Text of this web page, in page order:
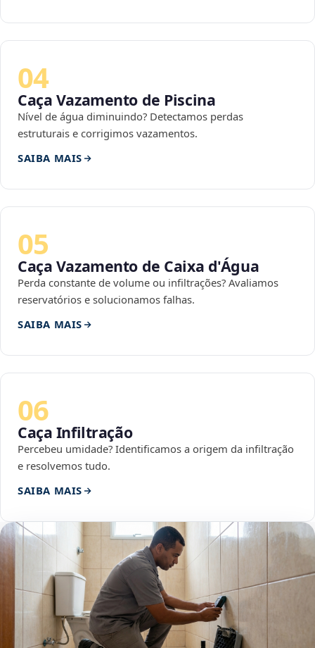
04
Caça Vazamento de Piscina
Nível de água diminuindo? Detectamos perdas
estruturais e corrigimos vazamentos.
SAIBA MAIS
05
Caça Vazamento de Caixa d'Água
Perda constante de volume ou infiltrações? Avaliamos
reservatórios e solucionamos falhas.
SAIBA MAIS
06
Caça Infiltração
Percebeu umidade? Identificamos a origem da infiltração
e resolvemos tudo.
SAIBA MAIS